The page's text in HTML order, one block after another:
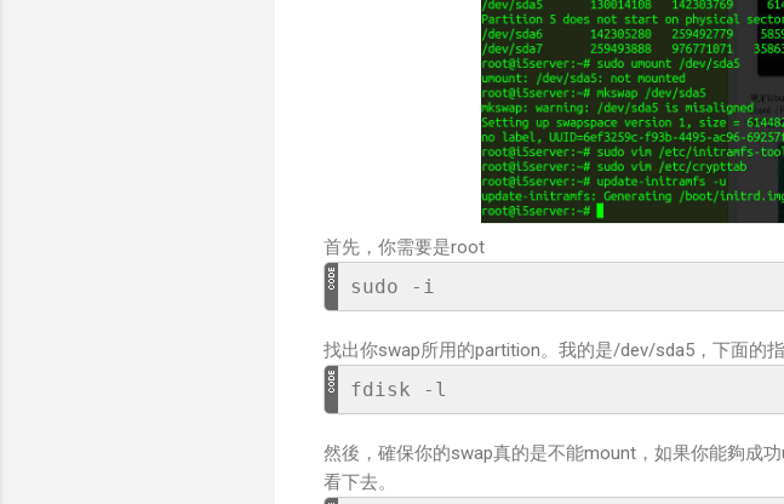
首先，你需要是root
sudo -i
找出你swap所用的partition。我的是/dev/sda5，下面的指
fdisk -l
然後，確保你的swap真的是不能mount，如果你能夠成
看下去。